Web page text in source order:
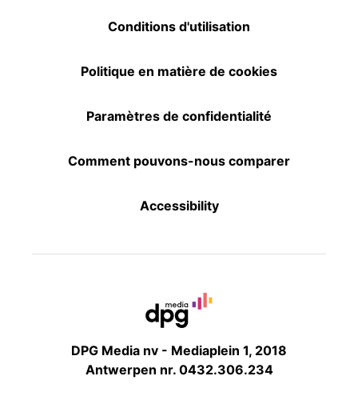
Conditions d'utilisation
Politique en matière de cookies
Paramètres de confidentialité
Comment pouvons-nous comparer
Accessibility
DPG Media nv - Mediaplein 1, 2018
Antwerpen nr. 0432.306.234